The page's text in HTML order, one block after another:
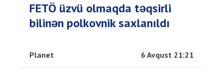
FETÖ üzvü olmaqda təqsirli
bilinən polkovnik saxlanıldı
Planet 6 Avqust 21:21